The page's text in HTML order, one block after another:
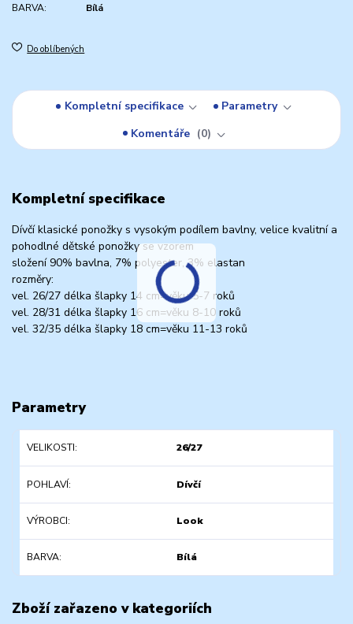
BARVA:
Bílá
Do oblíbených
Kompletní specifikace
Parametry
Komentáře
0
Kompletní specifikace
Dívčí klasické ponožky s vysokým podílem bavlny, velice kvalitní a
pohodlné dětské ponožky se vzorem
složení 90% bavlna, 7% polyester, 3% elastan
rozměry:
vel. 26/27 délka šlapky 14 cm=věku 5-7 roků
vel. 28/31 délka šlapky 16 cm=věku 8-10 roků
vel. 32/35 délka šlapky 18 cm=věku 11-13 roků
Parametry
VELIKOSTI 26/27
POHLAVÍ Dívčí
VÝROBCI Look
BARVA Bílá
Zboží zařazeno v kategoriích